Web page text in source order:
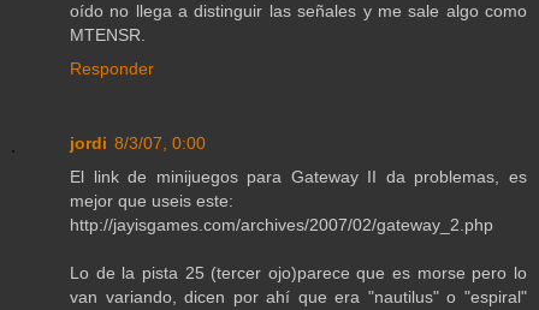
oído no llega a distinguir las señales y me sale algo como
MTENSR.
Responder
jordi 8/3/07, 0:00
El link de minijuegos para Gateway II da problemas, es
mejor que useis este:
http://jayisgames.com/archives/2007/02/gateway_2.php
Lo de la pista 25 (tercer ojo)parece que es morse pero lo
van variando, dicen por ahí que era "nautilus" o "espiral"